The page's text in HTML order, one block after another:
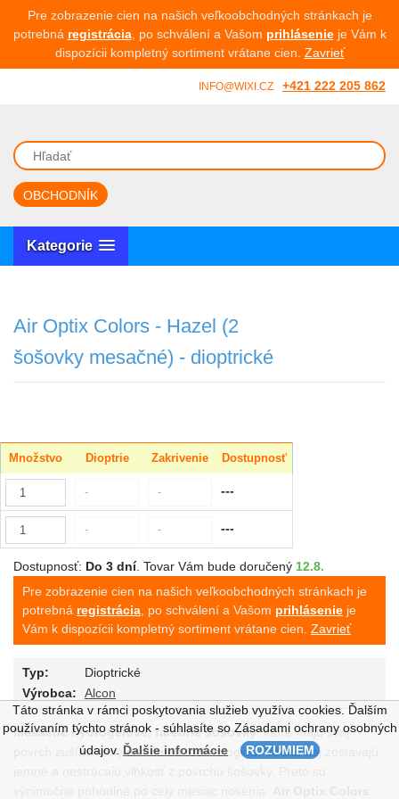
Pre zobrazenie cien na našich veľkoobchodných stránkach je
potrebná registrácia, po schválení a Vašom prihlásenieje Vám k
dispozícii kompletný sortiment vrátane cien. Zavrieť
INFO@WIXI.CZ +421 222 205 862
OBCHODNÍK
Kategorie
Air Optix Colors - Hazel (2
šošovky mesačné) - dioptrické
Množstvo Dioptrie Zakrivenie Dostupnosť
- - ---
- - ---
Dostupnosť: Do 3 dní. Tovar Vám bude doručený 12.8.
Pre zobrazenie cien na našich veľkoobchodných stránkach je
potrebná registrácia , po schválení a Vašom prihlásenie je
Vám k dispozícii kompletný sortiment vrátane cien. Zavrieť
Typ:
Dioptrické
Výrobca:
Alcon
Mesačné hydrogélové, farebné šošovky, ktoré majú svoj
povrch zušľachtený unikátnou technológiou. Vďaka nej zostávajú
Táto stránka v rámci poskytovania služieb využíva cookies. Ďalším
používaním týchto stránok - súhlasíte so Zásadami ochrany osobných
údajov. Ďalšie informácie ROZUMIEM